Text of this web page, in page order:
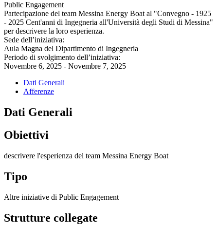
Public Engagement
Partecipazione del team Messina Energy Boat al "Convegno - 1925
- 2025 Cent'anni di Ingegneria all'Università degli Studi di Messina"
per descrivere la loro esperienza.
Sede dell’iniziativa:
Aula Magna del Dipartimento di Ingegneria
Periodo di svolgimento dell’iniziativa:
Novembre 6, 2025 - Novembre 7, 2025
Dati Generali
Afferenze
Dati Generali
Obiettivi
descrivere l'esperienza del team Messina Energy Boat
Tipo
Altre iniziative di Public Engagement
Strutture collegate